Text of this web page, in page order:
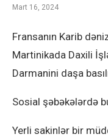
Mart 16, 2024
Fransanın Karib
Martinikada Daxili
Darmanini daşa
Sosial şəbəkələrdə
Yerli sakinlər bir